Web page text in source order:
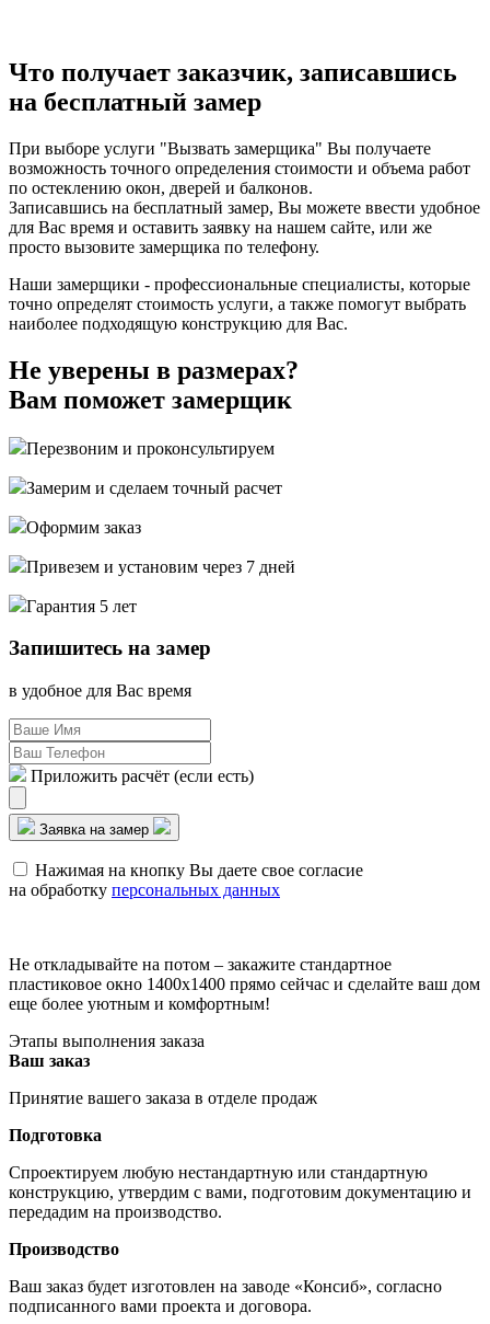
Что получает заказчик, записавшись
на бесплатный замер
При выборе услуги "Вызвать замерщика" Вы получаете
возможность точного определения стоимости и объема работ
по остеклению окон, дверей и балконов.
Записавшись на бесплатный замер, Вы можете ввести удобное
для Вас время и оставить заявку на нашем сайте, или же
просто вызовите замерщика по телефону.
Наши замерщики - профессиональные специалисты, которые
точно определят стоимость услуги, а также помогут выбрать
наиболее подходящую конструкцию для Вас.
Не уверены в размерах?
Вам поможет замерщик
Перезвоним и проконсультируем
Замерим и сделаем точный расчет
Оформим заказ
Привезем и установим через 7 дней
Гарантия 5 лет
Запишитесь на замер
в удобное для Вас время
Приложить расчёт (если есть)
Заявка на замер
Нажимая на кнопку Вы даете свое согласие
на обработку персональных данных
Не откладывайте на потом – закажите стандартное
пластиковое окно 1400х1400 прямо сейчас и сделайте ваш дом
еще более уютным и комфортным!
Этапы выполнения заказа
Ваш заказ
Принятие вашего заказа в отделе продаж
Подготовка
Спроектируем любую нестандартную или стандартную
конструкцию, утвердим с вами, подготовим документацию и
передадим на производство.
Производство
Ваш заказ будет изготовлен на заводе «Консиб», согласно
подписанного вами проекта и договора.